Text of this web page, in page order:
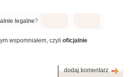
legalne?
wspomniałem, czyli oficjalnie
dodaj komentarz